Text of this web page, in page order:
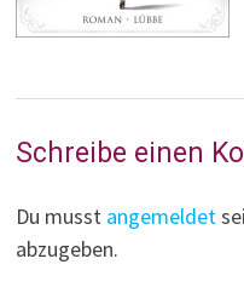
Schreibe einen
Du musst angemeldet
abzugeben.